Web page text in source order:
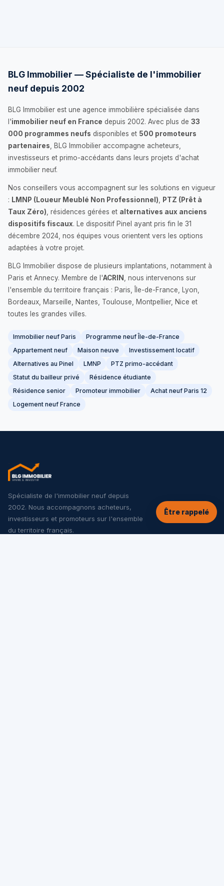
BLG Immobilier — Spécialiste de l'immobilier
neuf depuis 2002
BLG Immobilier est une agence immobilière spécialisée dans
l'immobilier neuf en France depuis 2002. Avec plus de 33
000 programmes neufs disponibles et 500 promoteurs
partenaires , BLG Immobilier accompagne acheteurs,
investisseurs et primo-accédants dans leurs projets d'achat
immobilier neuf.
Nos conseillers vous accompagnent sur les solutions en vigueur
: LMNP (Loueur Meublé Non Professionnel)
PTZ (Prêt à
Taux Zéro) , résidences gérées et alternatives aux anciens
dispositifs fiscaux. Le dispositif Pinel ayant pris fin le 31
décembre 2024, nos équipes vous orientent vers les options
adaptées à votre projet.
BLG Immobilier dispose de plusieurs implantations, notamment à
Paris et Annecy. Membre de l'ACRIN
, nous intervenons sur
l'ensemble du territoire français : Paris, Île-de-France, Lyon,
Bordeaux, Marseille, Nantes, Toulouse, Montpellier, Nice et
toutes les grandes villes.
Immobilier neuf Paris
Programme neuf Île-de-France
Appartement neuf
Maison neuve
Investissement locatif
Alternatives au Pinel
LMNP
PTZ primo-accédant
Statut du bailleur privé
Résidence étudiante
Résidence senior
Promoteur immobilier
Achat neuf Paris 12
Logement neuf France
Spécialiste de l'immobilier neuf depuis
2002. Nous accompagnons acheteurs,
investisseurs et promoteurs sur l'ensemble
du territoire français.
Être rappelé